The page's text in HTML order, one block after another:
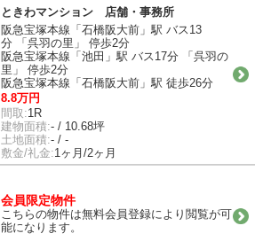
ときわマンション 店舗・事務所
阪急宝塚本線「石橋阪大前」駅 バス13
分 「呉羽の里」 停歩2分
阪急宝塚本線「池田」駅 バス17分 「呉羽の
里」 停歩2分
阪急宝塚本線「石橋阪大前」駅 徒歩26分
8.8万円
間取:1R
建物面積:- / 10.68坪
土地面積:- / -
敷金/礼金:1ヶ月/2ヶ月
会員限定物件
こちらの物件は無料会員登録により閲覧が可
能になります。